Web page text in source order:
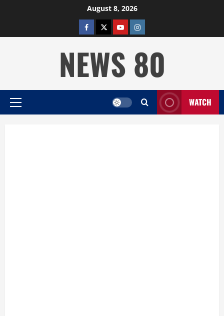
August 8, 2026
facebooktwitterYOUTUBE
instagram
NEWS 80
Primary
WATCH